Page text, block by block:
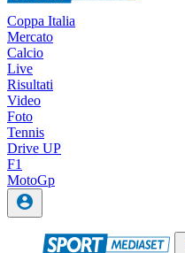
Coppa Italia
Mercato
Calcio
Live
Risultati
Video
Foto
Tennis
Drive UP
F1
MotoGp